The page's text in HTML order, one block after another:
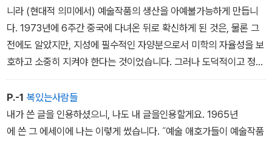
니라 (현대적 의미에서) 예술작품의 생산을 아예불가능하게 만듭니
다. 1973년에 6주간 중국에 다녀온 뒤로 확신하게 된 것은, 물론 그
전에도 알았지만, 지성에 필수적인 자양분으로서 미학의 자율성을 보
호하고 소중히 지켜야 한다는 것이었습니다. 그러나 도덕적이고 정치
적인 급진주의가 거침없이 ‘스타일‘로 전환되던 1960년대를 거치면
서, 미학적 세계관을 지나치게일반화하는 것은 위험하다는 확신이 들
었습니다.
P.-1 복있는사람들
내가 쓴 글을 인용하셨으니, 나도 내 글을인용할게요. 1965년
에 쓴 그 에세이에 나는 이렇게 썼습니다. ˝예술 애호가들이 예술작품